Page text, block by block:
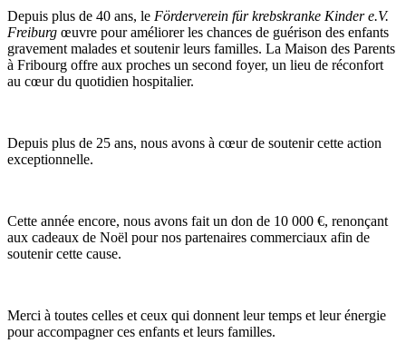
Depuis plus de 40 ans, le Förderverein für krebskranke Kinder e.V.
Freiburg œuvre pour améliorer les chances de guérison des enfants
gravement malades et soutenir leurs familles. La Maison des Parents
à Fribourg offre aux proches un second foyer, un lieu de réconfort
au cœur du quotidien hospitalier.
Depuis plus de 25 ans, nous avons à cœur de soutenir cette action
exceptionnelle.
Cette année encore, nous avons fait un don de 10 000 €, renonçant
aux cadeaux de Noël pour nos partenaires commerciaux afin de
soutenir cette cause.
Merci à toutes celles et ceux qui donnent leur temps et leur énergie
pour accompagner ces enfants et leurs familles.